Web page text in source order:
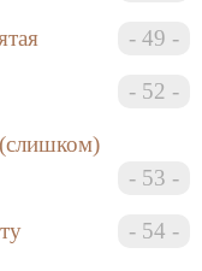
новые
быстро- и
ибо
позицию
смерть» (А.
49
52
(слишком)
53
54